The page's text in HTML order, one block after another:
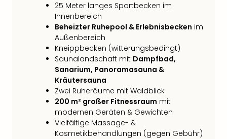
25 Meter langes Sportbecken im
Innenbereich
Beheizter Ruhepool & Erlebnisbecken im
Außenbereich
Kneippbecken (witterungsbedingt)
Saunalandschaft mit Dampfbad,
Sanarium, Panoramasauna &
Kräutersauna
Zwei Ruheräume mit Waldblick
200 m² großer Fitnessraum mit
modernen Geräten & Gewichten
Vielfältige Massage- &
Kosmetikbehandlungen (gegen Gebühr)